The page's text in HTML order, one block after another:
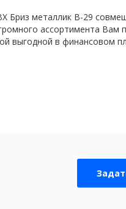
Бриз металлик В-29
ассортимента Вам
выгодной в финансовом